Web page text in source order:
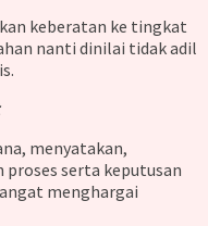
keberatan ke tingkat
nanti dinilai tidak adil
menyatakan,
serta keputusan
menghargai